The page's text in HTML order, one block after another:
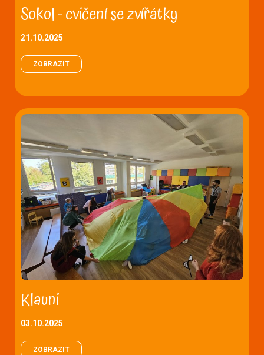
Sokol - cvičení se zvířátky
21.10.2025
ZOBRAZIT
Klauni
03.10.2025
ZOBRAZIT